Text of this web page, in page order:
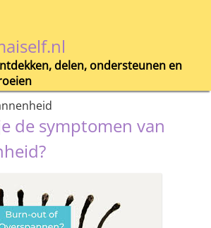
delen, ondersteunen en
de symptomen van